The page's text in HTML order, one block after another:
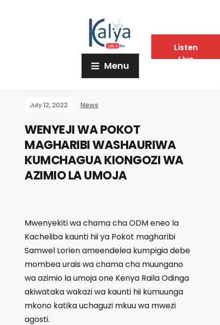
Menu
July 12, 2022 News
WENYEJI WA POKOT
MAGHARIBI WASHAURIWA
KUMCHAGUA KIONGOZI WA
AZIMIO LA UMOJA
Mwenyekiti wa chama cha ODM eneo la
Kacheliba kaunti hii ya Pokot magharibi
Samwel Lorien ameendelea kumpigia debe
mombea urais wa chama cha muungano
wa azimio la umoja one Kenya Raila Odinga
akiwataka wakazi wa kaunti hii kumuunga
mkono katika uchaguzi mkuu wa mwezi
agosti.
Listen
Live